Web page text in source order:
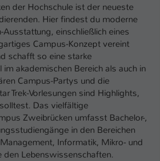
der Hochschule ist der neueste
Hier findest du moderne
Ausstattung, einschließlich eines
Campus-Konzept vereint
schafft so eine starke
akademischen Bereich als auch in
Campus-Partys und die
Trek-Vorlesungen sind Highlights,
Das vielfältige
Zweibrücken umfasst Bachelor-,
in den Bereichen
Informatik, Mikro- und
Lebenswissenschaften.